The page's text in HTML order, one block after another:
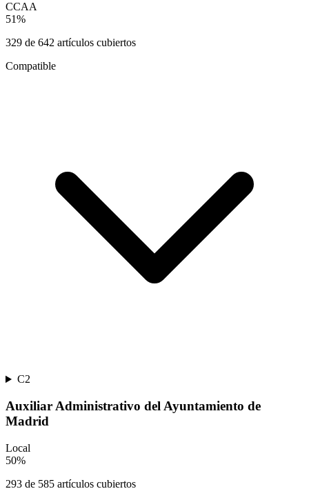
CCAA
51%
329 de 642 artículos cubiertos
Compatible
C2
Auxiliar Administrativo del Ayuntamiento de
Madrid
Local
50%
293 de 585 artículos cubiertos